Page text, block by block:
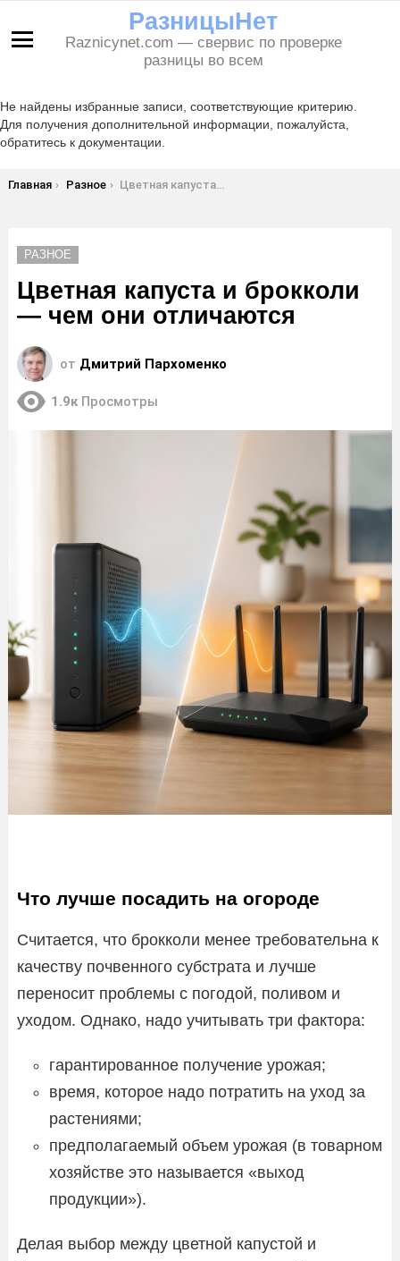
РазницыНет
Raznicynet.com — свервис по проверке
разницы во всем
Не найдены избранные записи, соответствующие критерию.
Для получения дополнительной информации, пожалуйста,
обратитесь к документации.
Вы здесь:
Главная Разное Цветная капуста и брокколи — чем они отличаются
РАЗНОЕ
Цветная капуста и брокколи
— чем они отличаются
от Дмитрий Пархоменко
1.9к Просмотры
Что лучше посадить на огороде
Считается, что брокколи менее требовательна к
качеству почвенного субстрата и лучше
переносит проблемы с погодой, поливом и
уходом. Однако, надо учитывать три фактора:
гарантированное получение урожая;
время, которое надо потратить на уход за
растениями;
предполагаемый объем урожая (в товарном
хозяйстве это называется «выход
продукции»).
Делая выбор между цветной капустой и